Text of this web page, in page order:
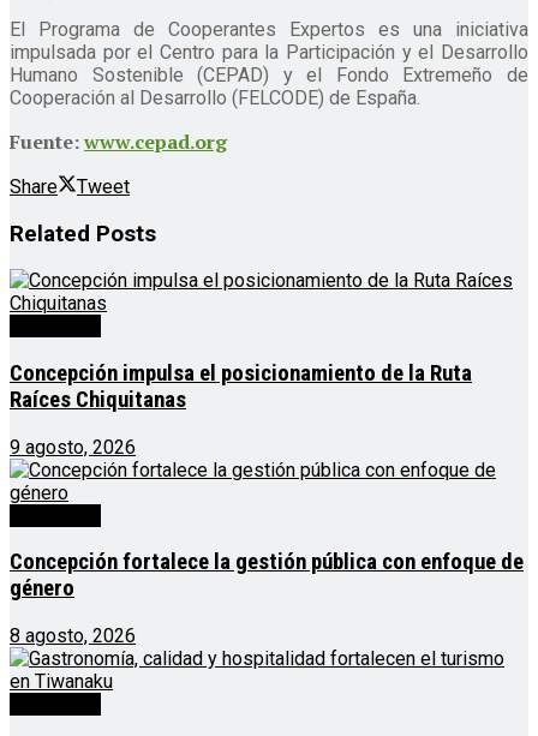
El Programa de Cooperantes Expertos es una iniciativa
impulsada por el Centro para la Participación y el Desarrollo
Humano Sostenible (CEPAD) y el Fondo Extremeño de
Cooperación al Desarrollo (FELCODE) de España.
Fuente:www.cepad.org
Share Tweet
Related Posts
Concepción impulsa el posicionamiento de la Ruta
Raíces Chiquitanas
9 agosto, 2026
Concepción fortalece la gestión pública con enfoque de
género
8 agosto, 2026